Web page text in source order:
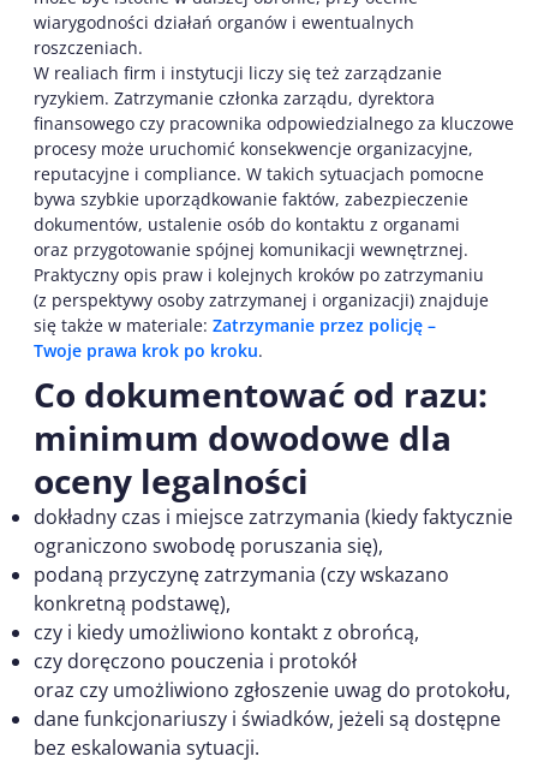
wiarygodności działań organów i ewentualnych
roszczeniach.
W realiach firm i instytucji liczy się też zarządzanie
ryzykiem. Zatrzymanie członka zarządu, dyrektora
finansowego czy pracownika odpowiedzialnego za kluczowe
procesy może uruchomić konsekwencje organizacyjne,
reputacyjne i compliance. W takich sytuacjach pomocne
bywa szybkie uporządkowanie faktów, zabezpieczenie
dokumentów, ustalenie osób do kontaktu z organami
oraz przygotowanie spójnej komunikacji wewnętrznej.
Praktyczny opis praw i kolejnych kroków po zatrzymaniu
(z perspektywy osoby zatrzymanej i organizacji) znajduje
się także w materiale: Zatrzymanie przez policję –
Twoje prawa krok po kroku.
Co dokumentować od razu:
minimum dowodowe dla
oceny legalności
dokładny czas i miejsce zatrzymania (kiedy faktycznie
ograniczono swobodę poruszania się),
podaną przyczynę zatrzymania (czy wskazano
konkretną podstawę),
czy i kiedy umożliwiono kontakt z obrońcą,
czy doręczono pouczenia i protokół
oraz czy umożliwiono zgłoszenie uwag do protokołu,
dane funkcjonariuszy i świadków, jeżeli są dostępne
bez eskalowania sytuacji.